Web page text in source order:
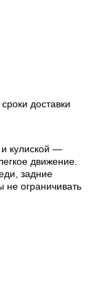
доставки
кулиской —
движение.
задние
ограничивать